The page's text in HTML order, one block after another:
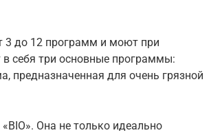
3 до 12 программ и моют при
себя три основные программы:
предназначенная для очень грязной
Она не только идеально